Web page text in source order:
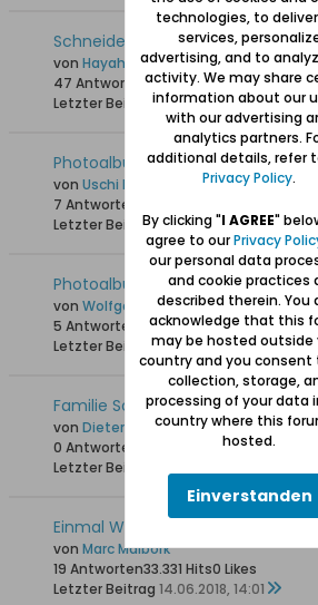
Schneidermeister Adolf Ronschke
von Hayahebse
47 Antworten35.904 Hits 0 Likes
Letzter Beitrag29.11.2019, 07:02
Photoalbum Danzig Juli 2019
von Uschi Danziger
7 Antworten
Letzter Beitrag 30.10.2019, 23:12
Photoalbum: Adlershorst / Orlowo
von Wolfgang
5 Antworten
23.984 Hits0 Likes
Letzter Beitrag06.10.2019, 16:39
Familie Schibblock 1936 Hochzeit
von Dieter schi
0 Antworten
0 Likes
Letzter Beitrag
Einmal Westerplatte und zurück
von Marc Malbork
19 Antworten33.331 Hits0 Likes
Letzter Beitrag 14.06.2018, 14:01
technologies, to
services,
advertising, and to
activity. We may share
information about our
with our advertising
analytics partners.
additional details, refer
Privacy Policy.
By clicking "I AGREE"
agree to ourPrivacy
our personal data
and cookie practices
described therein. You
acknowledge that this
may be hosted outside
country and you consent
collection, storage,
processing of your data
country where this
hosted.
Einverstanden